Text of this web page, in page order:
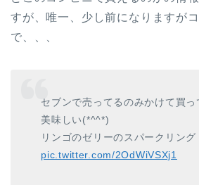
すが、唯一、少し前になりますが
で、、、
セブンで売ってるのみかけて買
美味しい(*^^*)
リンゴのゼリーのスパークリング
pic.twitter.com/2OdWiVSXj1